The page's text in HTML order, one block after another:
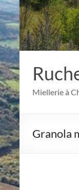
Miellerie à
Granola